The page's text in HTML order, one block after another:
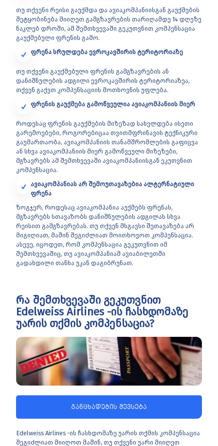
თუ თქვენი რეისი გაუქმდა და ავიაკომპანიისგან გაუქმების
შეტყობინება მიიღეთ გამგზავრების თარიღამდე 14 დღეზე
ნაკლებ დროში, ამ შემთხვევაში გეკუთვნით კომპენსაცია
გაუქმებული ფრენის გამო.
ფრენა სრულდება ევროკავშირის ტერიტორიაზე
თუ თქვენი გაუქმებული ფრენის გამგზავრების ან
დანიშნულების ადგილი ევროკავშირის ტერიტორიაზეა,
თქვენ გაქვთ კომპენსაციის მოთხოვნის უფლება.
ფრენის გაუქმება გამოწვეულია ავიაკომპანიის მიერ
როდესაც ფრენის გაუქმების მიზეზად სახელდება ისეთი
გარემოებები, როგორებიცაა თვითმფრინავის ტექნიკური
გაუმართაობა, ავიაკომპანიის თანამშრომლების გაფიცვა
ან სხვა ავიაკომპანიის მიერ გამოწვეული მიზეზები,
მგზავრებს ამ შემთხვევაში ავიაკომპანიისგან ეკუთვნით
კომპენსაცია.
ავიაკომპანიას არ შემოუთავაზებია ალტერნატიული
ფრენა
ზოგჯერ, როდესაც ავიაკომპანია აუქმებს ფრენას,
მგზავრებს სთავაზობს დანიშნულების ადგილას სხვა
რეისით გამგზავრებას. თუ თქვენ მსგავსი შეთავაზება არ
მიგიღიათ, მაშინ შეგიძლიათ მოითხოვოთ კომპენსაცია.
ასევე, იცოდეთ, რომ კომპენსაცია გეკუთვნით იმ
შემთხვევაშიც, თუ ავიაკომპანიამ ავიაბილეთში
გადახდილი თანხა უკან დაგიბრუნათ.
რა შემთხვევაში გეკუთვნით
Edelweiss Airlines -ის ჩასხდომაზე
უარის თქმის კომპენსაცია?
განცხადების შევსება
Edelweiss Airlines -ის ჩასხდომაზე უარის თქმის კომპენსაცია
შეგიძლიათ მიიღოთ მაშინ, თუ თქვენი უარი მიიღეთ